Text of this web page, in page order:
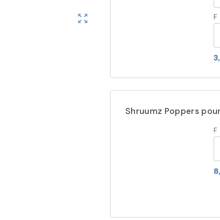
zoom_out_map F
Shruumz Poppers
F